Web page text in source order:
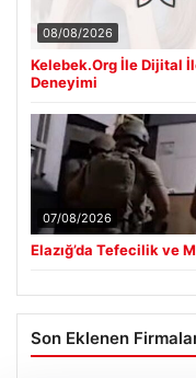
08/08/2026
Kelebek.Org İle Dijital
Deneyimi
07/08/2026
Elazığ’da Tefecilik ve
Son Eklenen